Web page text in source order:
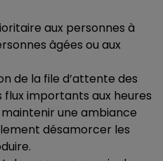
aux personnes à
âgées ou aux
de la file d’attente des
importants aux heures
une ambiance
désamorcer les